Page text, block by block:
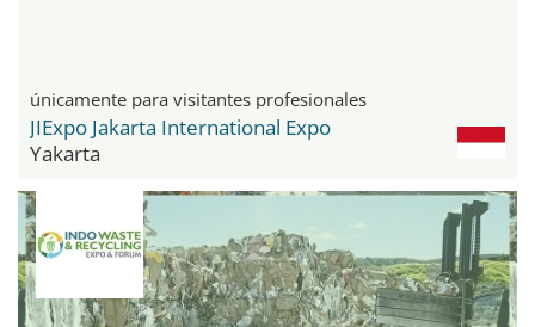
únicamente para visitantes profesionales
JIExpo Jakarta International Expo
Yakarta